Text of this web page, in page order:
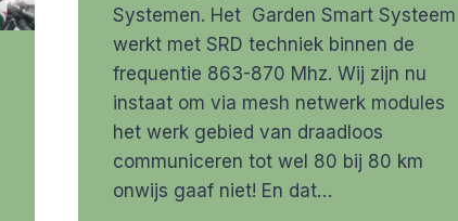
Systemen. Het Garden Smart Systeem
werkt met SRD techniek binnen de
frequentie 863-870 Mhz. Wij zijn nu
instaat om via mesh netwerk modules
het werk gebied van draadloos
communiceren tot wel 80 bij 80 km
onwijs gaaf niet! En dat…